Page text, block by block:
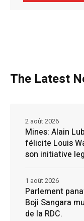
The Latest
Mines: Alain
félicite Louis
son initiative
2 août 2026
Parlement
Boji Sangara
de la RDC.
1 août 2026